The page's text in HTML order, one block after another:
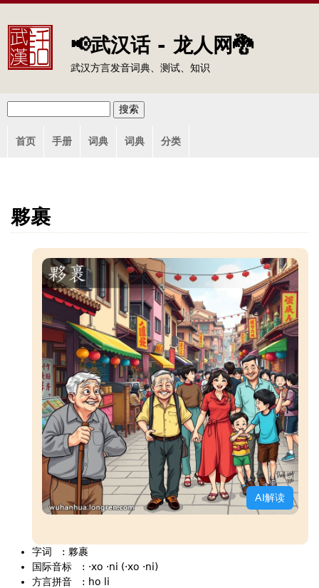
📢武汉话 - 龙人网🐉
武汉方言发音词典、测试、知识
单
索主首页 手册 词典 词典 分类
夥裹
AI解读
字词 : 夥裹
国际音标
: ·xo ·ni (·xo ·ni)
方言拼音
: ho li